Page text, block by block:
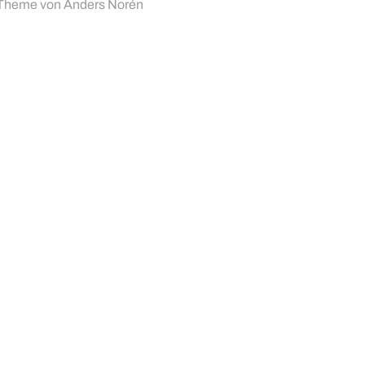
von Anders Norén